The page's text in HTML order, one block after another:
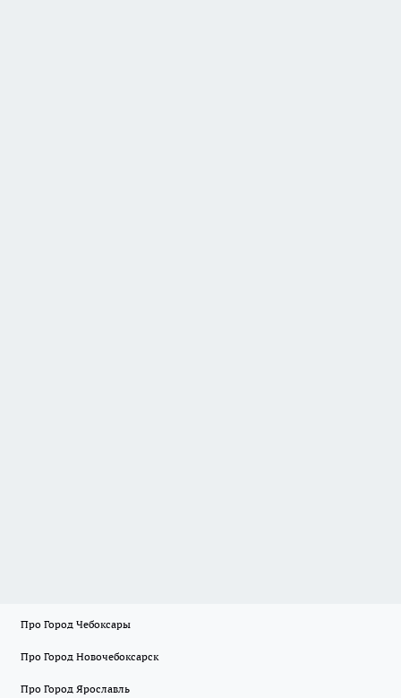
Про Город Чебоксары
Про Город Новочебоксарск
Про Город Ярославль